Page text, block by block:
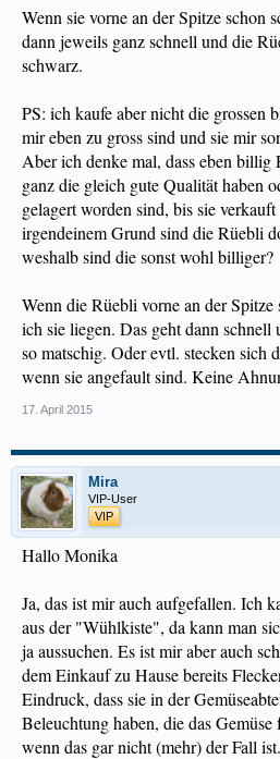
Wenn sie vorne an der Spitze schon
dann jeweils ganz schnell und die
schwarz.
PS: ich kaufe aber nicht die grossen
mir eben zu gross sind und sie mir
Aber ich denke mal, dass eben
ganz die gleich gute Qualität haben
gelagert worden sind, bis sie
irgendeinem Grund sind die Rüebli
weshalb sind die sonst wohl billiger?
Wenn die Rüebli vorne an der Spitze
ich sie liegen. Das geht dann schnell
so matschig. Oder evtl. stecken sich
wenn sie angefault sind. Keine
17. April 2015
Mira
VIP-User
VIP
Hallo Monika
Ja, das ist mir auch aufgefallen. Ich
aus der "Wühlkiste", da kann man
ja aussuchen. Es ist mir aber auch
dem Einkauf zu Hause bereits
Eindruck, dass sie in der
Beleuchtung haben, die das Gemüse
wenn das gar nicht (mehr) der Fall ist.